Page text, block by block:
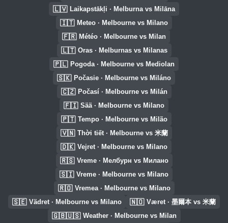
🇱🇻 Laikapstākļi · Melburna vs Milāna
🇮🇹 Meteo · Melbourne vs Milano
🇫🇷 Météo · Melbourne vs Milan
🇱🇹 Oras · Melburnas vs Milanas
🇵🇱 Pogoda · Melbourne vs Mediolan
🇸🇰 Počasie · Melbourne vs Miláno
🇨🇿 Počasí · Melbourne vs Milán
🇫🇮 Sää · Melbourne vs Milano
🇵🇹 Tempo · Melbourne vs Milão
🇻🇳 Thời tiết · Melbourne vs 米蘭
🇩🇰 Vejret · Melbourne vs Milano
🇷🇸 Vreme · Мелбурн vs Милано
🇸🇮 Vreme · Melbourne vs Milano
🇷🇴 Vremea · Melbourne vs Milano
🇸🇪 Vädret · Melbourne vs Milano 🇳🇴 Været · 墨爾本 vs 米蘭
🇬🇧🇺🇸 Weather · Melbourne vs Milan